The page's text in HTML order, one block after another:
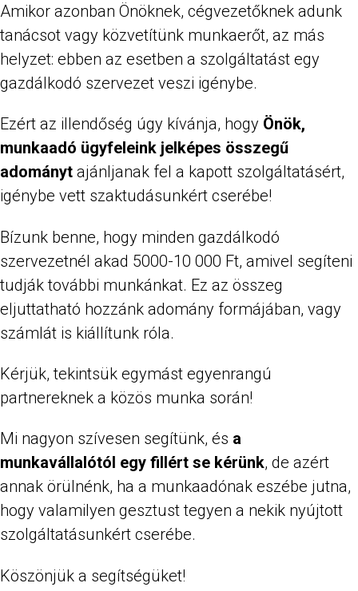
Amikor azonban Önöknek, cégvezetőknek adunk
tanácsot vagy közvetítünk munkaerőt, az más
helyzet: ebben az esetben a szolgáltatást egy
gazdálkodó szervezet veszi igénybe.
Ezért az illendőség úgy kívánja, hogy Önök,
munkaadó ügyfeleink jelképes összegű
adományt ajánljanak fel a kapott szolgáltatásért,
igénybe vett szaktudásunkért cserébe!
Bízunk benne, hogy minden gazdálkodó
szervezetnél akad 5000-10 000 Ft, amivel segíteni
tudják további munkánkat. Ez az összeg
eljuttatható hozzánk adomány formájában, vagy
számlát is kiállítunk róla.
Kérjük, tekintsük egymást egyenrangú
partnereknek a közös munka során!
Mi nagyon szívesen segítünk, és a
munkavállalótól egy fillért se kérünk, de azért
annak örülnénk, ha a munkaadónak eszébe jutna,
hogy valamilyen gesztust tegyen a nekik nyújtott
szolgáltatásunkért cserébe.
Köszönjük a segítségüket!